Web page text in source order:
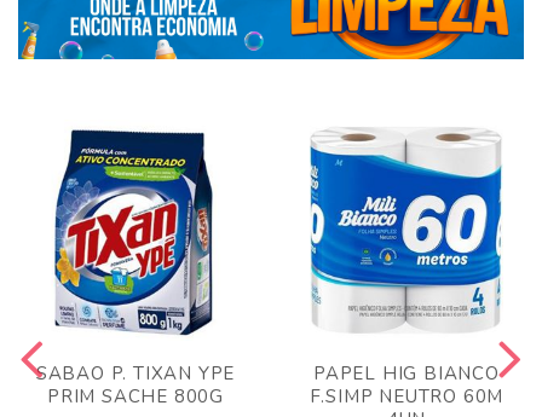
SABAO P. TIXAN YPE
PRIM SACHE 800G
PAPEL HIG BIANCO
F.SIMP NEUTRO 60M